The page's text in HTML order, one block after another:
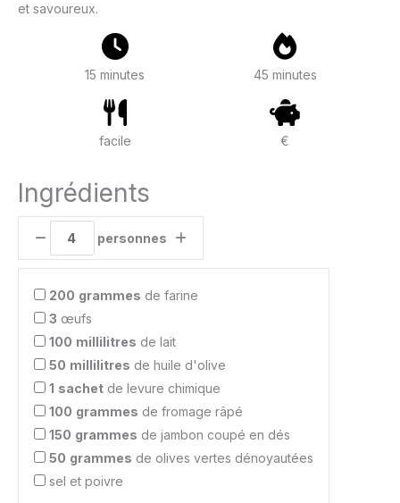
et savoureux.
15 minutes 45 minutes
facile €
Ingrédients
personnes
200 grammes de farine
3 œufs
100 millilitres de lait
50 millilitres de huile d'olive
1 sachet de levure chimique
100 grammes de fromage râpé
150 grammes de jambon coupé en dés
50 grammes de olives vertes dénoyautées
sel et poivre